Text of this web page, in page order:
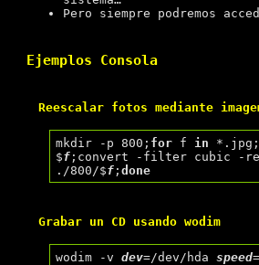
Pero siempre podremos
Ejemplos Consola
Reescalar fotos mediante
mkdir -p 800; for f in
$f ;convert -filter cubic -
./800/$f ;done
Grabar un CD usando wodim
wodim -v dev=/dev/hda speed